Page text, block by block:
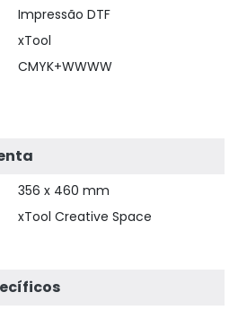
Impressão DTF
xTool
CMYK+WWWW
356 x 460 mm
xTool Creative Space